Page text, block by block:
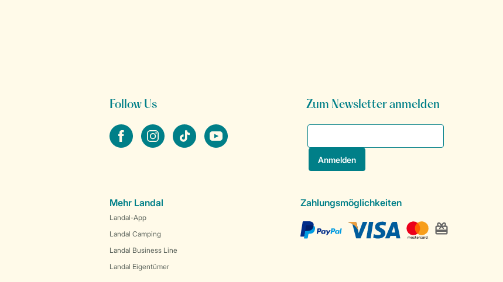
Follow Us
facebookinstagramtiktok youtube
Zum Newsletter anmelden
Mehr Landal
Landal-App
Landal Camping
Landal Business Line
Landal Eigentümer
Zahlungsmöglichkeiten